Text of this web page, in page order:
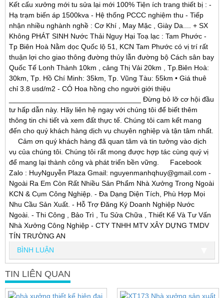
Kết cấu xưởng mới tu sửa lại mới 100% Tiện ích trang thiết bị : -
Hạ trạm biến áp 1500kva - Hệ thống PCCC nghiệm thu - Tiếp
nhận nhiều nghành nghề : Cơ Khí , May Mặc , Giày Da.... + SX
Không PHÁT SINH Nước Thải Nguy Hại Toạ lạc : Tam Phước -
Tp Biên Hoà Nằm dọc Quốc lộ 51, KCN Tam Phước có vị trí rất
thuận lợi cho giao thông đường thủy lẫn đường bộ Cách sân bay
Quốc Tế Lonh Thành 10km , cảng Thị Vải 20km , Tp.Biên Hoà:
30km, Tp. Hồ Chí Minh: 35km, Tp. Vũng Tàu: 55km • Giá thuê
chỉ 3.8 usd/m2 - CÓ Hoa hồng cho người giới thiệu
_________________________________ Đừng bỏ lỡ cơ hội đầu
tư hấp dẫn này. Hãy liên hệ ngay với chúng tôi để biết thêm
thông tin chi tiết và xem đất thực tế. Chúng tôi cam kết mang
đến cho quý khách hàng dịch vụ chuyên nghiệp và tận tâm nhất.
Cảm ơn quý khách hàng đã quan tâm và tin tưởng vào dịch
vụ của chúng tôi. Chúng tôi rất mong được hợp tác cùng quý vị
để mang lại thành công và phát triển bền vững. Facebook
Zalo : HuyNguyễn Plaza Gmail: nguyenmanhqhuy@gmail.com -
Ngoài Ra Em Còn Rất Nhiều Sản Phẩm Nhà Xưởng Trong Ngoài
KCN & Cụm Công Nghiệp. - Đa Dạng Diện Tích, Phù Hợp Mọi
Nhu Cầu Sản Xuất. - Hỗ Trợ Đăng Ký Doanh Nghiệp Nước
Ngoài. - Thi Công , Bảo Trì , Tu Sửa Chữa , Thiết Kế Và Tư Vấn
Nhà Xưởng Công Nghiệp - CTY TNHH MTV XÂY DỰNG TMDV
TÍN TRƯỜNG AN
BÌNH LUẬN
TIN LIÊN QUAN